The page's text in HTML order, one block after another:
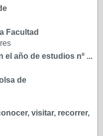
Facultad
el año de estudios nº ...
de
visitar, recorrer,